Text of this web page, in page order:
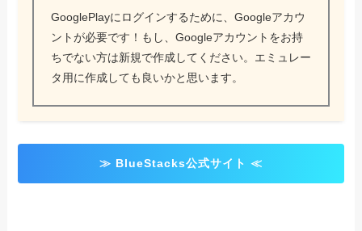
GooglePlayにログインするために、Googleアカウ
ントが必要です！もし、Googleアカウントをお持
ちでない方は新規で作成してください。エミュレー
タ用に作成しても良いかと思います。
≫ BlueStacks公式サイト ≪